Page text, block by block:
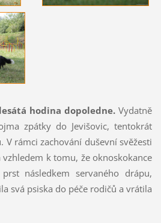
hodina dopoledne.Vydatně
zpátky do Jevišovic, tentokrát
V rámci zachování duševní svěžesti
k tomu, že oknoskokance
následkem servaného drápu,
svá psiska do péče rodičů a vrátila